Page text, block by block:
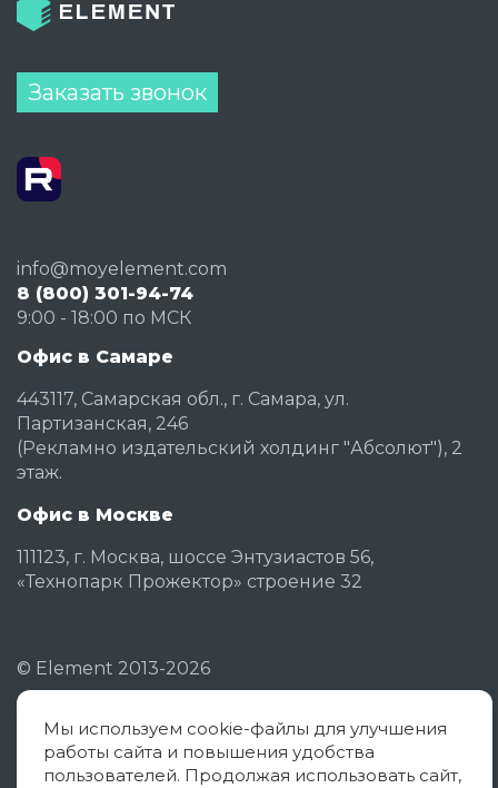
Заказать звонок
info@moyelement.com
8 (800) 301-94-74
9:00 - 18:00 по МСК
Офис в Самаре
443117, Самарская обл., г. Самара, ул.
Партизанская, 246
(Рекламно издательский холдинг "Абсолют"), 2
этаж.
Офис в Москве
111123, г. Москва, шоссе Энтузиастов 56,
«Технопарк Прожектор» строение 32
© Element 2013-2026
Политика конфиденциальности
Согласие на обработку ПД
Мы используем cookie-файлы для улучшения
работы сайта и повышения удобства
пользователей. Продолжая использовать сайт,